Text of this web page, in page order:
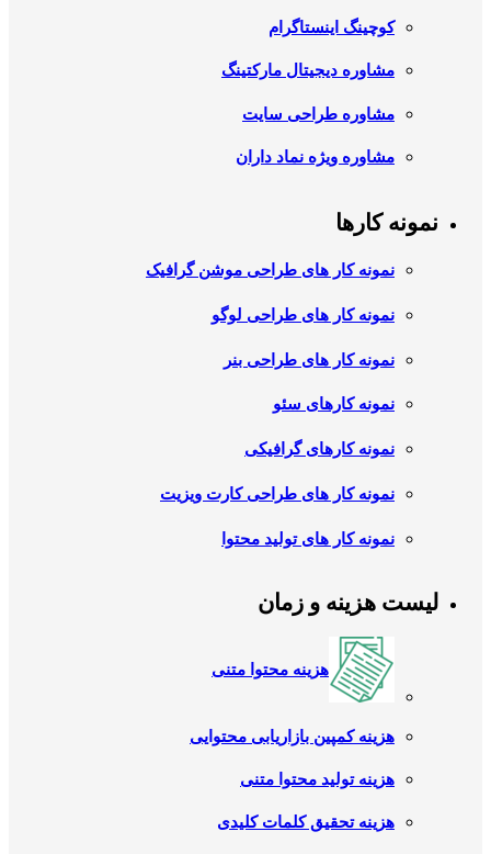
کوچینگ اینستاگرام
مشاوره دیجیتال مارکتینگ
مشاوره طراحی سایت
مشاوره ویژه نماد داران
نمونه کارها
نمونه کار های طراحی موشن گرافیک
نمونه کار های طراحی لوگو
نمونه کار های طراحی بنر
نمونه کارهای سئو
نمونه کارهای گرافیکی
نمونه کار های طراحی کارت ویزیت
نمونه کار های تولید محتوا
لیست هزینه و زمان
هزینه محتوا متنی
هزینه کمپین بازاریابی محتوایی
هزینه تولید محتوا متنی
هزینه تحقیق کلمات کلیدی